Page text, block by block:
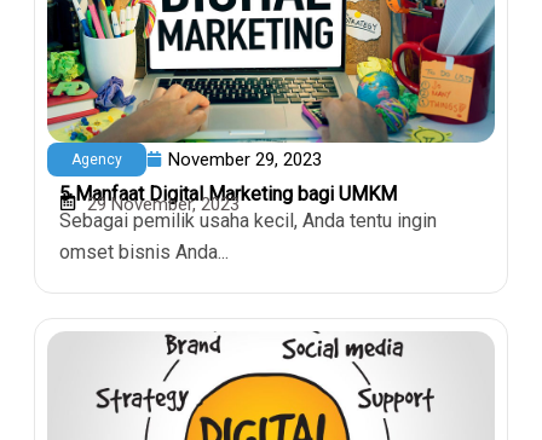
Agency November 29, 2023
5 Manfaat Digital Marketing bagi UMKM
29 November, 2023
Sebagai pemilik usaha kecil, Anda tentu ingin
omset bisnis Anda...